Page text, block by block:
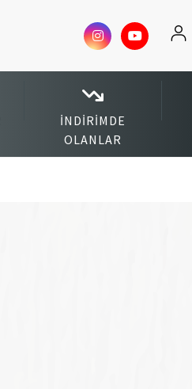
İNDIRIMDE
OLANLAR